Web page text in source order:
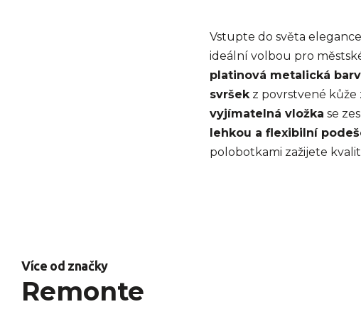
Vstupte do světa
ideální volbou pro
platinová metalická
svršek z povrstvené kůže
vyjímatelná vložka se
lehkou a flexibilní
polobotkami zažijete
Více od značky
Remonte